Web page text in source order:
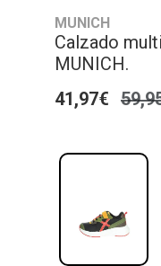
MUNICH
Calzado
MUNICH.
41,97€